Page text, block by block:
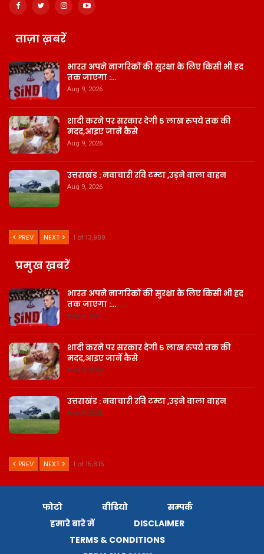
ताज़ा ख़बरें
भारत अपने नागरिकों की सुरक्षा के लिए किसी भी हद
तक जाएगा :…
Aug 9, 2026
शादी करने पर सरकार देगी 5 लाख रुपये तक की
मदद,आइए जानें कैसे
Aug 9, 2026
उत्तराखंड : नवाचारी रवि टम्टा ,उड़ने वाला वाहन
Aug 9, 2026
PREV NEXT 1 of 13,989
प्रमुख ख़बरें
भारत अपने नागरिकों की सुरक्षा के लिए किसी भी हद
तक जाएगा :…
Aug 9, 2026
शादी करने पर सरकार देगी 5 लाख रुपये तक की
मदद,आइए जानें कैसे
Aug 9, 2026
उत्तराखंड : नवाचारी रवि टम्टा ,उड़ने वाला वाहन
Aug 9, 2026
PREV NEXT 1 of 15,615
फोटो वीडियो
सम्पर्क
हमारे बारे में
DISCLAIMER
TERMS & CONDITIONS